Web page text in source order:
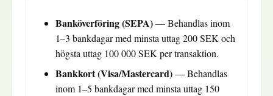
Banköverföring (SEPA)— Behandlas inom
1–3 bankdagar med minsta uttag 200 SEK och
högsta uttag 100 000 SEK per transaktion.
Bankkort (Visa/Mastercard)— Behandlas
inom 1–5 bankdagar med minsta uttag 150